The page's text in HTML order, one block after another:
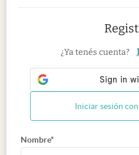
¿Ya tenés cuenta?
Iniciar sesión
Nombre*